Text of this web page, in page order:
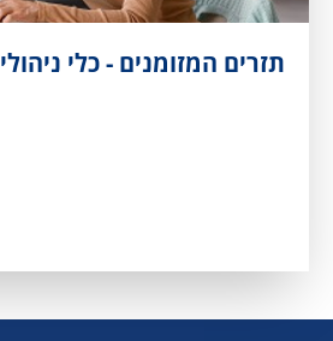
תזרים המזומנים - כלי ניהולי